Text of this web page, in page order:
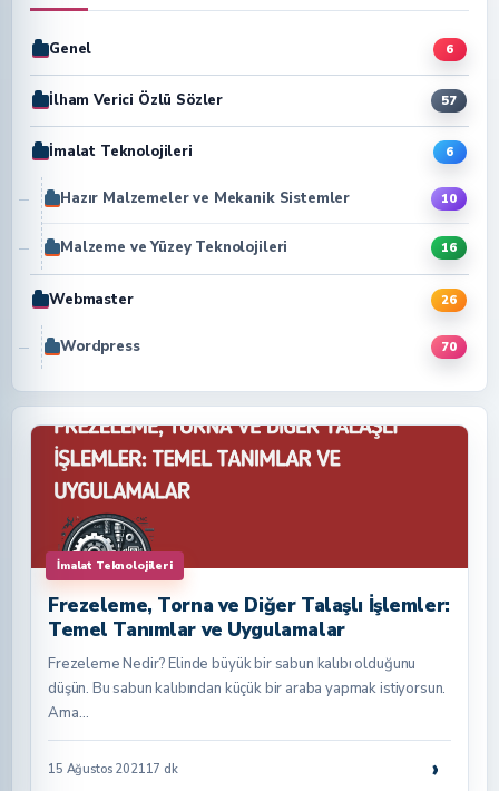
Genel 6
İlham Verici Özlü Sözler 57
İmalat Teknolojileri 6
Hazır Malzemeler ve Mekanik Sistemler 10
Malzeme ve Yüzey Teknolojileri 16
Webmaster 26
Wordpress 70
İmalat Teknolojileri
Frezeleme, Torna ve Diğer Talaşlı İşlemler:
Temel Tanımlar ve Uygulamalar
Frezeleme Nedir? Elinde büyük bir sabun kalıbı olduğunu
düşün. Bu sabun kalıbından küçük bir araba yapmak istiyorsun.
Ama…
15 Ağustos 202117 dk ›